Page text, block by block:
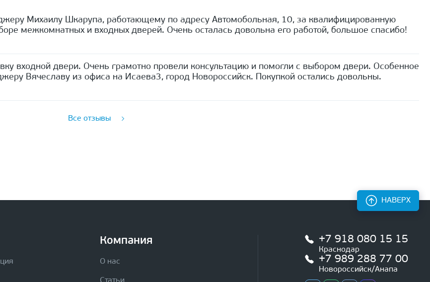
Михаилу Шкарупа, работающему по адресу Автомобольная, 10, за квалифицированную
межкомнатных и входных дверей. Очень осталась довольна его работой, большое спасибо!
входной двери. Очень грамотно провели консультацию и помогли с выбором двери. Особенное
Вячеславу из офиса на Исаева3, город Новороссийск. Покупкой остались довольны.
Все отзывы
Компания
О нас
+7 918 080 15 15
Краснодар
+7 989 288 77 00
Новороссийск/Анапа
НАВЕРХ